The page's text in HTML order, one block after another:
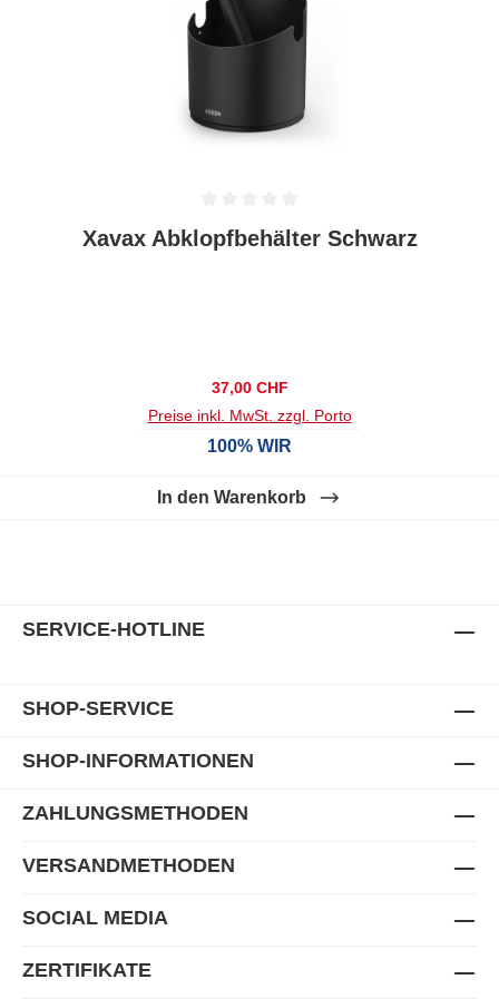
Durchschnittliche Bewertung von 0 von 5 Sternen
Xavax Abklopfbehälter Schwarz
Regulärer Preis:
37,00 CHF
Preise inkl. MwSt. zzgl. Porto
100% WIR
In den Warenkorb
SERVICE-HOTLINE
SHOP-SERVICE
SHOP-INFORMATIONEN
ZAHLUNGSMETHODEN
VERSANDMETHODEN
SOCIAL MEDIA
ZERTIFIKATE